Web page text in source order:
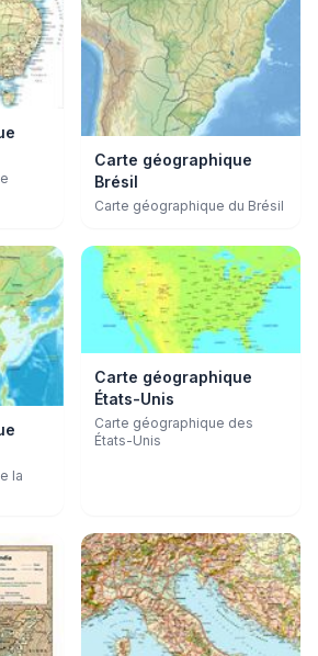
Carte géographique
Brésil
Carte géographique du Brésil
la
Carte géographique
États-Unis
Carte géographique des
États-Unis